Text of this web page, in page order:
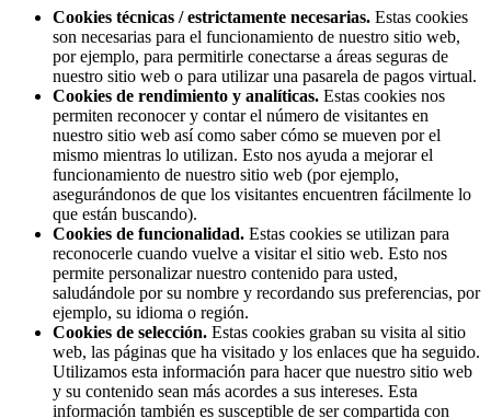
Cookies técnicas / estrictamente necesarias. Estas cookies
son necesarias para el funcionamiento de nuestro sitio web,
por ejemplo, para permitirle conectarse a áreas seguras de
nuestro sitio web o para utilizar una pasarela de pagos virtual.
Cookies de rendimiento y analíticas. Estas cookies nos
permiten reconocer y contar el número de visitantes en
nuestro sitio web así como saber cómo se mueven por el
mismo mientras lo utilizan. Esto nos ayuda a mejorar el
funcionamiento de nuestro sitio web (por ejemplo,
asegurándonos de que los visitantes encuentren fácilmente lo
que están buscando).
Cookies de funcionalidad. Estas cookies se utilizan para
reconocerle cuando vuelve a visitar el sitio web. Esto nos
permite personalizar nuestro contenido para usted,
saludándole por su nombre y recordando sus preferencias, por
ejemplo, su idioma o región.
Cookies de selección. Estas cookies graban su visita al sitio
web, las páginas que ha visitado y los enlaces que ha seguido.
Utilizamos esta información para hacer que nuestro sitio web
y su contenido sean más acordes a sus intereses. Esta
información también es susceptible de ser compartida con